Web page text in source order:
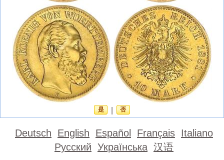
是 否
Deutsch English Español Français Italiano
Русский Українська 汉语